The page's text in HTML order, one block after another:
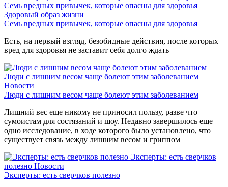
Семь вредных привычек, которые опасны для здоровья
Здоровый образ жизни
Семь вредных привычек, которые опасны для здоровья
Есть, на первый взгляд, безобидные действия, после которых
вред для здоровья не заставит себя долго ждать
Люди с лишним весом чаще болеют этим заболеванием
Новости
Люди с лишним весом чаще болеют этим заболеванием
Лишний вес еще никому не приносил пользу, разве что
сумоистам для состязаний и шоу. Недавно завершилось еще
одно исследование, в ходе которого было установлено, что
существует связь между лишним весом и гриппом
Эксперты: есть сверчков
полезно Новости
Эксперты: есть сверчков полезно